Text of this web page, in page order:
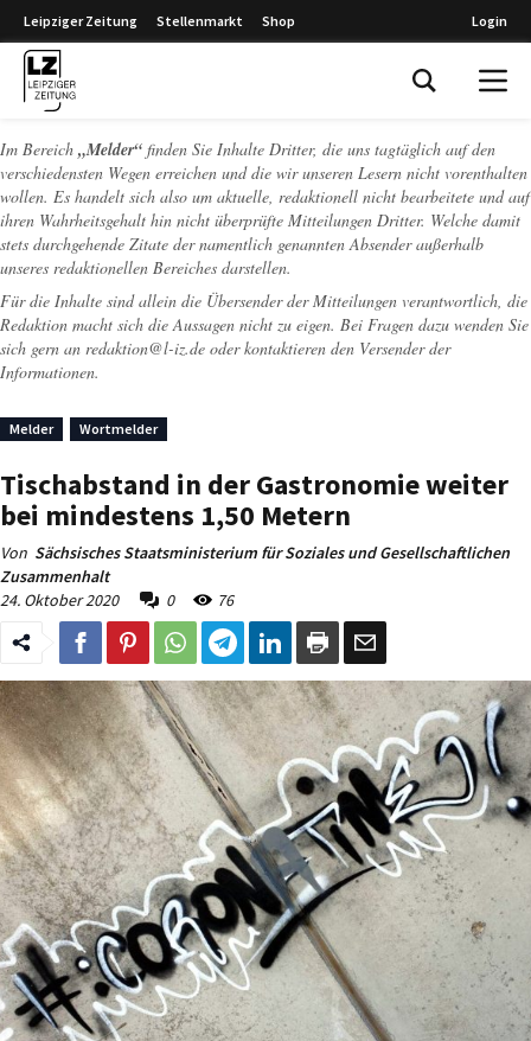
Leipziger Zeitung Stellenmarkt Shop Login
Im Bereich „Melder“ finden Sie Inhalte Dritter, die uns tagtäglich auf den
verschiedensten Wegen erreichen und die wir unseren Lesern nicht vorenthalten
wollen. Es handelt sich also um aktuelle, redaktionell nicht bearbeitete und auf
ihren Wahrheitsgehalt hin nicht überprüfte Mitteilungen Dritter. Welche damit
stets durchgehende Zitate der namentlich genannten Absender außerhalb
unseres redaktionellen Bereiches darstellen.
Für die Inhalte sind allein die Übersender der Mitteilungen verantwortlich, die
Redaktion macht sich die Aussagen nicht zu eigen. Bei Fragen dazu wenden Sie
sich gern an redaktion@l-iz.de oder kontaktieren den Versender der
Informationen.
Melder Wortmelder
Tischabstand in der Gastronomie weiter
bei mindestens 1,50 Metern
Von Sächsisches Staatsministerium für Soziales und Gesellschaftlichen
Zusammenhalt
24. Oktober 2020
0 76